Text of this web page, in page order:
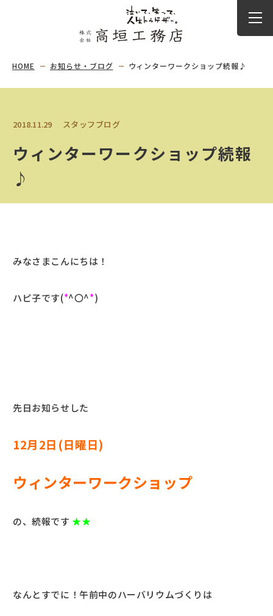
HOME お知らせ・ブログ ウィンターワークショップ続報♪
2018.11.29 スタッフブログ
ウィンターワークショップ続報
♪
みなさまこんにちは！
ハピ子です(*^〇^*)
先日お知らせした
12月2日(日曜日)
ウィンターワークショップ
の、続報です★★
なんとすでに！午前中のハーバリウムづくりは